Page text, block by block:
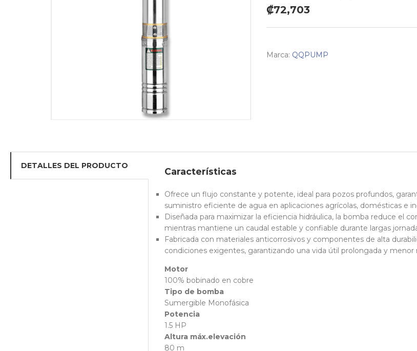
₡72,703
Marca: QQPUMP
DETALLES DEL PRODUCTO
Características
Ofrece un flujo constante y potente, ideal para pozos profundos,
suministro eficiente de agua en aplicaciones agrícolas, domésticas e
Diseñada para maximizar la eficiencia hidráulica, la bomba reduce el
mientras mantiene un caudal estable y confiable durante largas
Fabricada con materiales anticorrosivos y componentes de alta
condiciones exigentes, garantizando una vida útil prolongada y
Motor
100% bobinado en cobre
Tipo de bomba
Sumergible Monofásica
Potencia
1.5 HP
Altura máx.elevación
80 m